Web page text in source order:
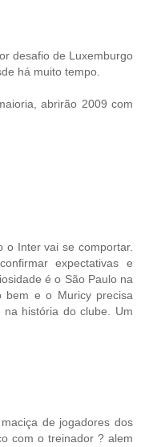
desafio de Luxemburgo
há muito tempo.
abrirão 2009 com
o Inter vai se comportar.
expectativas e
é o São Paulo na
bem e o Muricy precisa
história do clube. Um
de jogadores dos
com o treinador ? alem